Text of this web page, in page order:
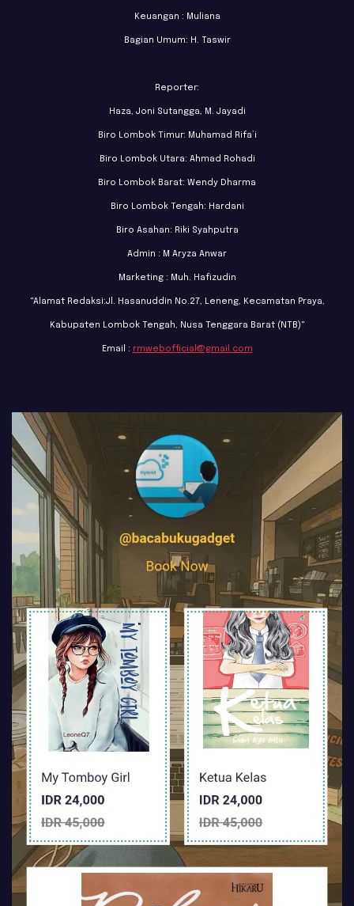
Keuangan : Muliana
Bagian Umum: H. Taswir
Reporter:
Haza, Joni Sutangga, M. Jayadi
Biro Lombok Timur: Muhamad Rifa’i
Biro Lombok Utara: Ahmad Rohadi
Biro Lombok Barat: Wendy Dharma
Biro Lombok Tengah: Hardani
Biro Asahan: Riki Syahputra
Admin : M Aryza Anwar
Marketing : Muh. Hafizudin
"Alamat Redaksi:Jl. Hasanuddin No.27, Leneng, Kecamatan Praya,
Kabupaten Lombok Tengah, Nusa Tenggara Barat (NTB)"
Email : rmwebofficial@gmail.com